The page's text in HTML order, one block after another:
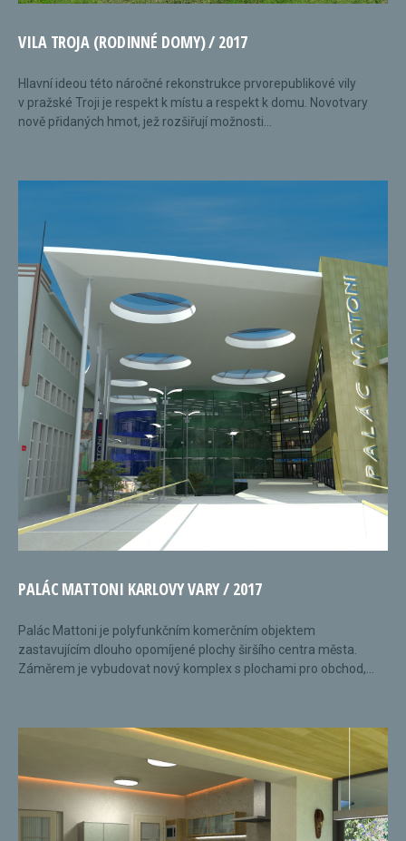
VILA TROJA (RODINNÉ DOMY) / 2017
Hlavní ideou této náročné rekonstrukce prvorepublikové vily
v pražské Troji je respekt k místu a respekt k domu. Novotvary
nově přidaných hmot, jež rozšiřují možnosti...
PALÁC MATTONI KARLOVY VARY / 2017
Palác Mattoni je polyfunkčním komerčním objektem
zastavujícím dlouho opomíjené plochy širšího centra města.
Záměrem je vybudovat nový komplex s plochami pro obchod,...